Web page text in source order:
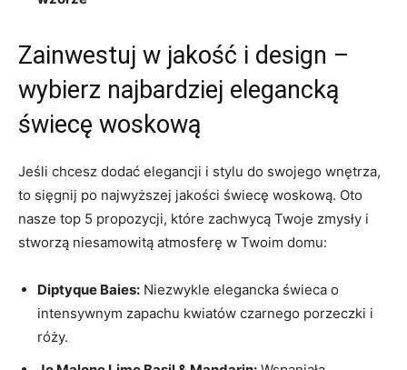
Zainwestuj w jakość i design –
wybierz najbardziej elegancką
świecę woskową
Jeśli ‍chcesz⁣ dodać ‌elegancji⁤ i stylu do ⁢swojego wnętrza,
to sięgnij po najwyższej jakości ⁣świecę woskową. Oto
nasze top 5 ⁢propozycji, które zachwycą Twoje zmysły i
stworzą niesamowitą atmosferę⁣ w⁤ Twoim domu:
Diptyque Baies: Niezwykle elegancka świeca o
intensywnym zapachu kwiatów czarnego ‍porzeczki i
róży.